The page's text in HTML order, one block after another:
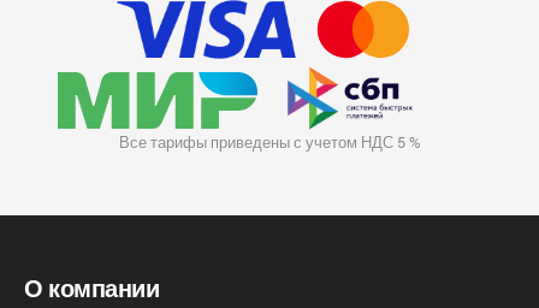
Все тарифы приведены с учетом НДС 5 %
О компании